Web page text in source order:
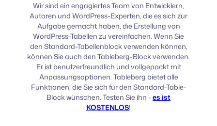
Wir sind ein engagiertes Team von Entwicklern,
Autoren und WordPress-Experten, die es sich zur
Aufgabe gemacht haben, die Erstellung von
WordPress-Tabellen zu vereinfachen. Wenn Sie
den Standard-Tabellenblock verwenden können,
können Sie auch den Tableberg-Block verwenden.
Er ist benutzerfreundlich und vollgepackt mit
Anpassungsoptionen. Tableberg bietet alle
Funktionen, die Sie sich für den Standard-Table-
Block wünschen. Testen Sie ihn -es ist
KOSTENLOS!